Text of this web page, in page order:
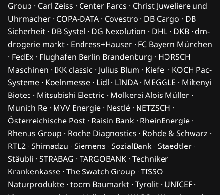
Group · Carl Zeiss · Center Parcs · Christ Juweliere und
Uhrmacher · COPA-DATA · Covestro · DB Cargo · DB
Sicherheit · DB Systel · DG Nexolution · DHL · DKB · dm-
drogerie markt · Endress+Hauser · FC Bayern München
· FedEx · Flughafen Berlin Brandenburg · HORSCH
Maschinen · IKK classic · Julius Blum · Kiefel · KOCH Pac-
Systeme · Koelnmesse · Lidl · LINDA · MEGGLE · Miltenyi
Biotec · Mitsubishi Electric · Molkerei Alois Müller ·
Munich Re · MVV Energie · Nestlé · NETZSCH ·
Österreichische Post · Raisin Bank · RheinEnergie ·
Rhenus Group · Roche Diagnostics · Rohde & Schwarz ·
RTL2 · Shimadzu · Siemens · SozialBank · Staedtler ·
Stäubli · STRABAG · TARGOBANK · Techniker
Krankenkasse · The Swatch Group · TISSO
Naturprodukte · toom Baumarkt · Tyrolit · UNICEF ·